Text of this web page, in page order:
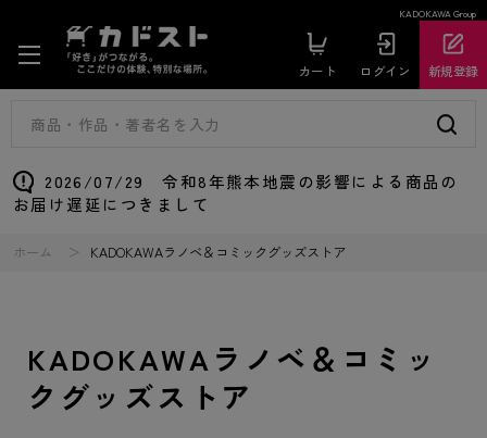
KADOKAWA Group
カート ログイン 新規登録
2026/07/29 令和8年熊本地震の影響による商品の
お届け遅延につきまして
ホーム KADOKAWAラノベ＆コミックグッズストア
KADOKAWAラノベ＆コミッ
クグッズストア